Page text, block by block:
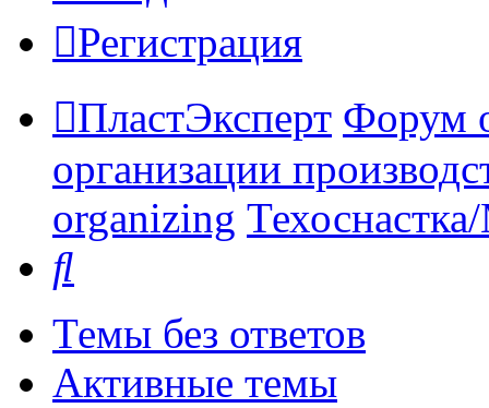
Регистрация
ПластЭксперт Форум
организации
organizing
Темы без ответов
Активные темы